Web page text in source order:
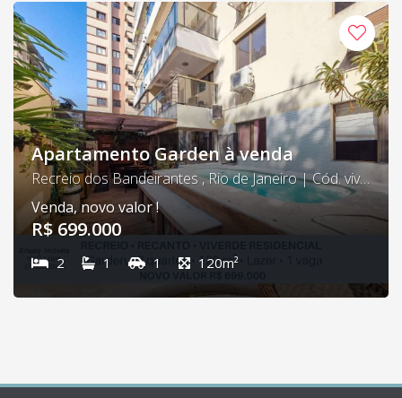
Apartamento Garden à venda
Recreio dos Bandeirantes , Rio de Janeiro | Cód. viverde 01
Venda, novo valor !
R$ 699.000
2 1 1 120m²